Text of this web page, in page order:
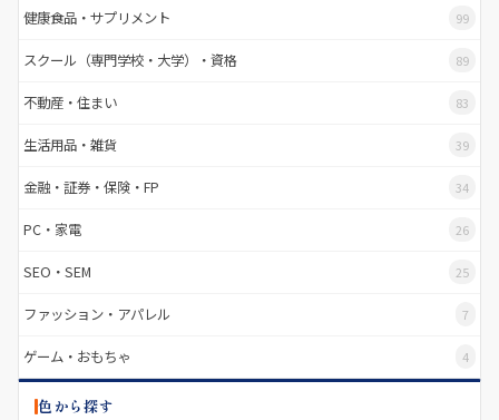
健康食品・サプリメント 99
スクール（専門学校・大学）・資格 89
不動産・住まい 83
生活用品・雑貨 39
金融・証券・保険・FP 34
PC・家電 26
SEO・SEM 25
ファッション・アパレル 7
ゲーム・おもちゃ 4
色から探す